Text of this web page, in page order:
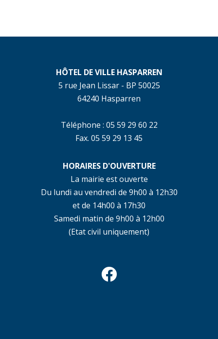
HÔTEL DE VILLE HASPARREN
5 rue Jean Lissar - BP 50025
64240 Hasparren
Téléphone : 05 59 29 60 22
Fax. 05 59 29 13 45
HORAIRES D'OUVERTURE
La mairie est ouverte
Du lundi au vendredi de 9h00 à 12h30
et de 14h00 à 17h30
Samedi matin de 9h00 à 12h00
(Etat civil uniquement)